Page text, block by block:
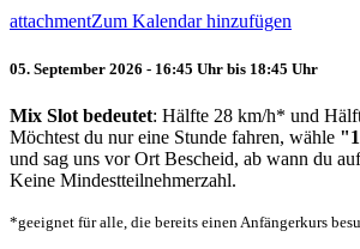
attachmentZum Kalendar hinzufügen
05. September 2026 - 16:45 Uhr bis 18:45 Uhr
Mix Slot bedeutet: Hälfte 28 km/h* und
Möchtest du nur eine Stunde fahren, wähle
und sag uns vor Ort Bescheid, ab wann du
Keine Mindestteilnehmerzahl.
*geeignet für alle, die bereits einen Anfängerkurs